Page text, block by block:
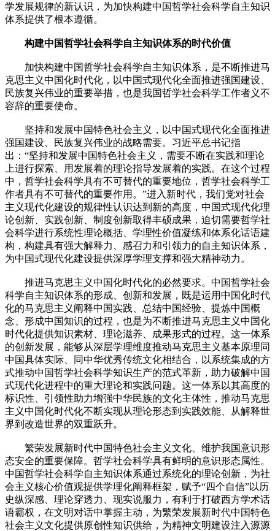
学发展规律的新认识，为加快构建中国哲学社会科学自主知识
体系提供了根本遵循。
构建中国哲学社会科学自主知识体系的时代价值
加快构建中国哲学社会科学自主知识体系，是不断推进马
克思主义中国化时代化，以中国式现代化全面推进强国建设、
民族复兴伟业的重要举措，也是我国哲学社会科学工作者义不
容辞的重要使命。
坚持和发展中国特色社会主义，以中国式现代化全面推进
强国建设、民族复兴伟业的战略需要。习近平总书记指
出：“坚持和发展中国特色社会主义，需要不断在实践和理论
上进行探索、用发展着的理论指导发展着的实践。在这个过程
中，哲学社会科学具有不可替代的重要地位，哲学社会科学工
作者具有不可替代的重要作用。”进入新时代，我们党对社会
主义现代化建设的规律性认识达到新的高度，中国式现代化理
论创新、实践创新、制度创新取得丰硕成果，迫切需要哲学社
会科学进行系统性理论概括、学理性价值凝练和体系化话语建
构，构建具有强大解释力、感召力和引领力的自主知识体系，
为中国式现代化建设提供深厚学理支撑和强大精神动力。
推进马克思主义中国化时代化的必然要求。中国哲学社会
科学自主知识体系的形成、创新和发展，既是运用中国化时代
化的马克思主义阐释中国实践、总结中国经验、提炼中国概
念、形成中国知识的过程，也是为不断推进马克思主义中国化
时代化提供知识素材、理论滋养、成果形式的过程。这一体系
的创新发展，能够从深层学理维度推动马克思主义基本原理同
中国具体实际、同中华优秀传统文化相结合，以系统集成的方
式推动中国哲学社会科学知识生产的范式革新，助力破解中国
式现代化进程中的重大理论和实践问题。这一体系以其高度的
标识性、引领性助力增强中华民族的文化主体性，推动马克思
主义中国化时代化不断实现从理论形态到实践效能、从解释世
界到改造世界的双重跃升。
繁荣发展新时代中国特色社会主义文化、维护我国意识形
态安全的重要保障。哲学社会科学具有鲜明的意识形态属性。
中国哲学社会科学自主知识体系通过系统化的理论创新，为社
会主义核心价值观提供学理化阐释框架，赋予“四个自信”以历
史纵深感、理论穿透力、现实说服力，有利于打破西方学术话
语霸权，在文明对话中掌握主动，为繁荣发展新时代中国特色
社会主义文化提供原创性知识供给，为精神文明建设注入源源